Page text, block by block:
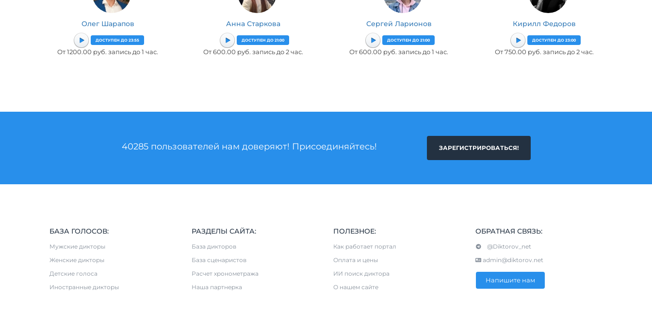
Олег Шарапов
ДОСТУПЕН ДО 23:55
От 1200.00 руб. запись до 1 час.
Анна Старкова
ДОСТУПЕН ДО 21:00
От 600.00 руб. запись до 2 час.
Сергей Ларионов
ДОСТУПЕН ДО 21:00
От 600.00 руб. запись до 1 час.
Кирилл Федоров
ДОСТУПЕН ДО 23:00
От 750.00 руб. запись до 2 час.
40285 пользователей нам доверяют! Присоединяйтесь! ЗАРЕГИСТРИРОВАТЬСЯ!
БАЗА ГОЛОСОВ:
Мужские дикторы
Женские дикторы
Детские голоса
Иностранные дикторы
РАЗДЕЛЫ САЙТА:
База дикторов
База сценаристов
Расчет хронометража
Наша партнерка
ПОЛЕЗНОЕ:
Как работает портал
Оплата и цены
ИИ поиск диктора
О нашем сайте
ОБРАТНАЯ СВЯЗЬ:
@Diktorov_net
admin@diktorov.net
Напишите нам